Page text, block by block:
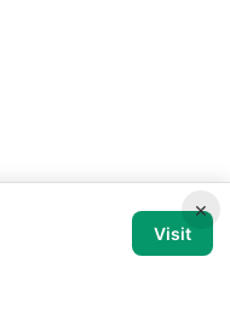
×
Visit